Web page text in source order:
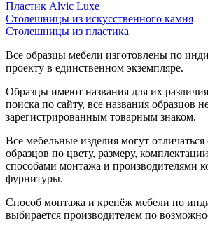
Пластик Alvic Luxe
Столешницы из искусственного камня
Столешницы из пластика
Все образцы мебели изготовлены по
проекту в единственном экземпляре.
Образцы имеют названия для их
поиска по сайту, все названия образцов
зарегистрированным товарным знаком.
Все мебельные изделия могут
образцов по цвету, размеру,
способами монтажа и производителями
фурнитуры.
Способ монтажа и крепёж мебели по
выбирается производителем по